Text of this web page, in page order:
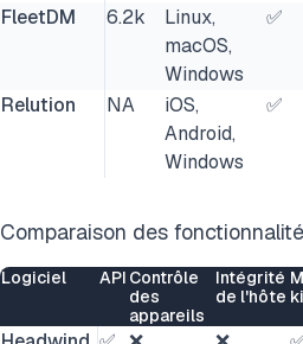
FleetDM 6.2k
Linux,
macOS,
Windows
✅
Relution NA
iOS,
Android,
Windows
✅
Comparaison des
Logiciel API Contrôle
des
appareils
Intégrité
de l'hôte